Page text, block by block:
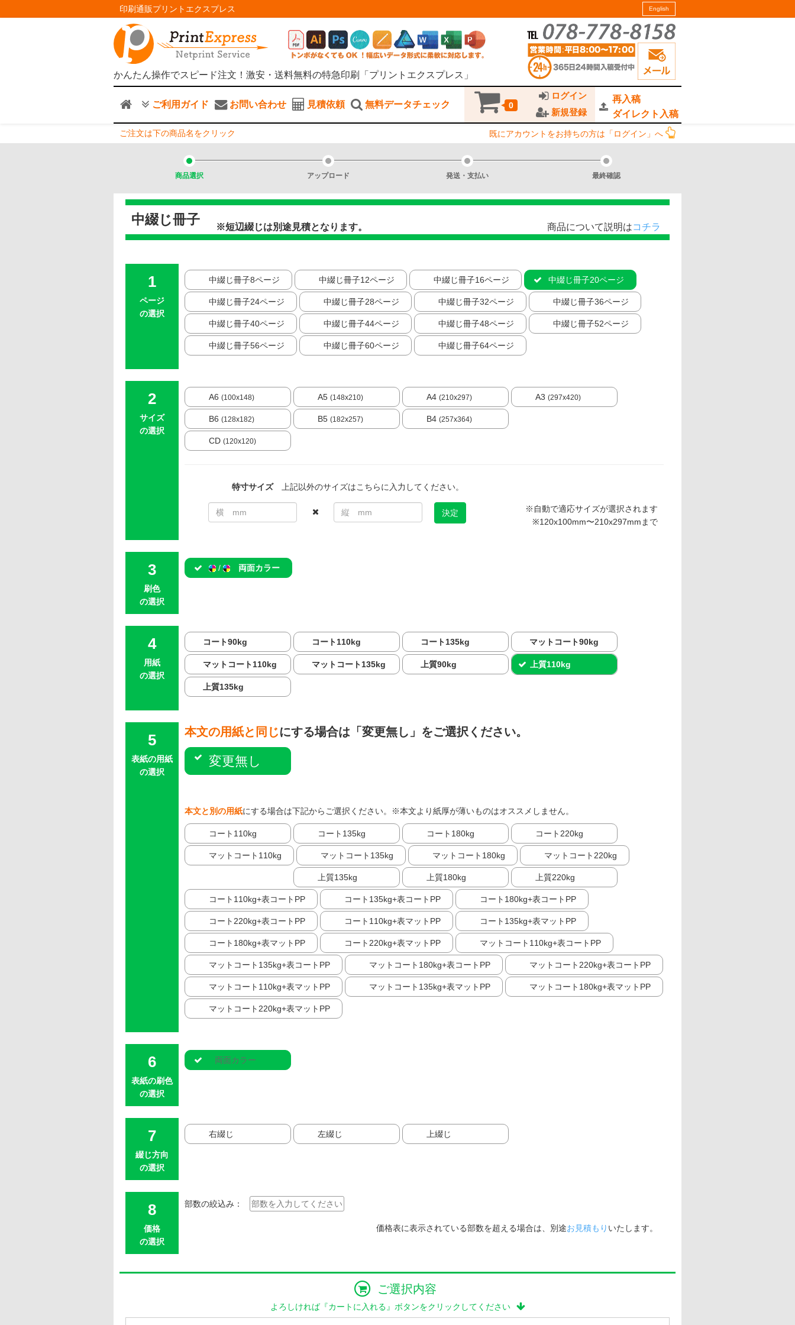
印刷通販プリントエクスプレス English
かんたん操作でスピード注文！激安・送料無料の特急印刷「プリントエクスプレス」
ご利用ガイド お問い合わせ 見積依頼 無料データチェック 0
ログイン
新規登録
再入稿
ダイレクト入稿
ご注文は下の商品名をクリック 既にアカウントをお持ちの方は「ログイン」へ
商品選択 アップロード 発送・支払い 最終確認
中綴じ冊子 ※短辺綴じは別途見積となります。 商品について説明はコチラ
ページ
の選択
中綴じ冊子8ページ 中綴じ冊子12ページ 中綴じ冊子16ページ 中綴じ冊子20ページ
中綴じ冊子24ページ 中綴じ冊子28ページ 中綴じ冊子32ページ 中綴じ冊子36ページ
中綴じ冊子40ページ 中綴じ冊子44ページ 中綴じ冊子48ページ 中綴じ冊子52ページ
中綴じ冊子56ページ 中綴じ冊子60ページ 中綴じ冊子64ページ
サイズ
の選択
A6 (100x148) A5 (148x210) A4 (210x297) A3 (297x420)
B6 (128x182) B5 (182x257) B4 (257x364)
CD (120x120)
特寸サイズ上記以外のサイズはこちらに入力してください。
決定
※自動で適応サイズが選択されます
※120x100mm〜210x297mmまで
刷色
の選択
/ 両面カラー
用紙
の選択
コート90kg コート110kg コート135kg マットコート90kg
マットコート110kg マットコート135kg 上質90kg 上質110kg
上質135kg
表紙の用紙
の選択
本文の用紙と同じにする場合は「変更無し」をご選択ください。
変更無し
本文と別の用紙にする場合は下記からご選択ください。※本文より紙厚が薄いものはオススメしません。
コート110kg コート135kg コート180kg コート220kg
マットコート110kg マットコート135kg マットコート180kg マットコート220kg
上質135kg 上質180kg 上質220kg
コート110kg+表コートPP コート135kg+表コートPP コート180kg+表コートPP
コート220kg+表コートPP コート110kg+表マットPP コート135kg+表マットPP
コート180kg+表マットPP コート220kg+表マットPP マットコート110kg+表コートPP
マットコート135kg+表コートPP マットコート180kg+表コートPP マットコート220kg+表コートPP
マットコート110kg+表マットPP マットコート135kg+表マットPP マットコート180kg+表マットPP
マットコート220kg+表マットPP
表紙の刷色
の選択
両面カラー
綴じ方向
の選択
右綴じ 左綴じ 上綴じ
価格
の選択
部数の絞込み：
価格表に表示されている部数を超える場合は、別途お見積もり いたします。
ご選択内容
よろしければ『カートに入れる』ボタンをクリックしてください